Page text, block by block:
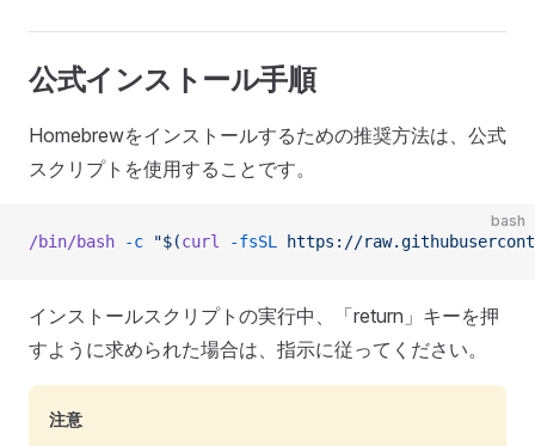
公式インストール手順
Homebrewをインストールするための推奨方法は、公式
スクリプトを使用することです。
bash
/bin/bash -c "$(curl -fsSL https://
インストールスクリプトの実行中、「return」キーを押
すように求められた場合は、指示に従ってください。
注意